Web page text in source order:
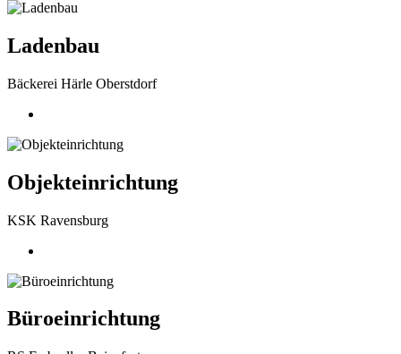
Ladenbau
Bäckerei Härle Oberstdorf
Objekteinrichtung
KSK Ravensburg
Büroeinrichtung